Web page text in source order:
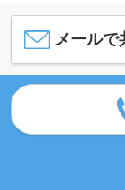
メールで